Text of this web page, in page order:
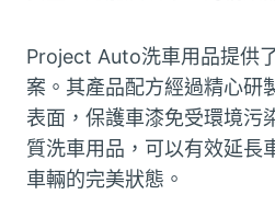
Project Auto洗車用品提供
案。其產品配方經過精心研
表面，保護車漆免受環境污
質洗車用品，可以有效延長
車輛的完美狀態。